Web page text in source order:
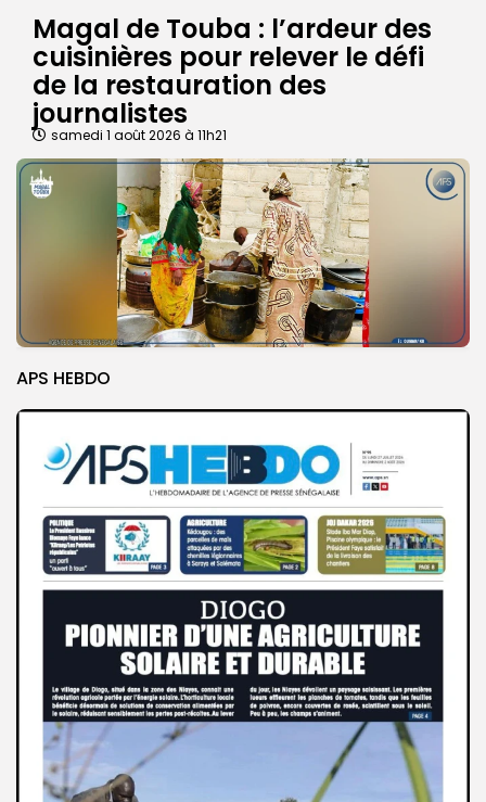
Magal de Touba : l’ardeur des
cuisinières pour relever le défi
de la restauration des
journalistes
samedi 1 août 2026 à 11h21
APS HEBDO